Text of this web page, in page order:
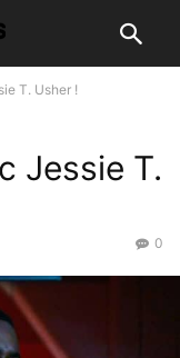
T. Usher !
Jessie T.
0